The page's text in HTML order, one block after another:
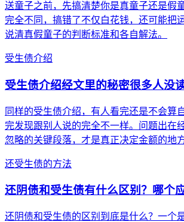
送童子之前，先搞清楚你是真童子还是假
完全不同，搞错了不仅白花钱，还可能把
说清真假童子的判断标准和各自解法。
受生债介绍
受生债介绍经文里的秘密很多人没
同样的受生债介绍，有人看完还是不会算
完发现跟别人说的完全不一样。问题出
忽略的关键段落，才是真正决定金额的地方
还受生债的方法
还阴债和受生债有什么区别？哪个
还阴债和受生债的区别到底是什么？一个